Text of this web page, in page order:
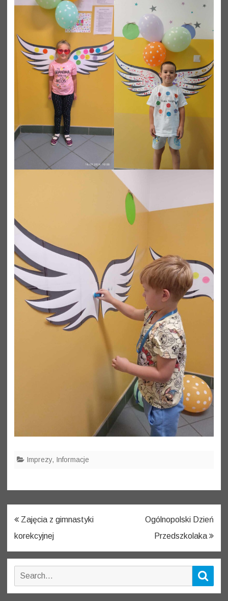
Imprezy, Informacje
Nawigacja
wpisu
Zajęcia z gimnastyki
korekcyjnej
Ogólnopolski Dzień
Przedszkolaka
Search